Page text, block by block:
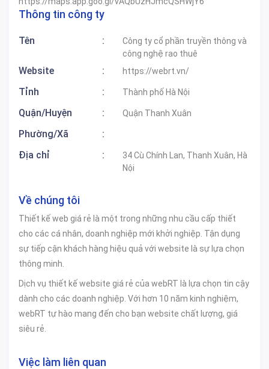
Thông tin công ty
Tên :
Công ty cổ phần truyền thông và
công nghệ rao thuê
Website : https://webrt.vn/
Tỉnh : Thành phố Hà Nội
Quận/Huyện : Quận Thanh Xuân
Phường/Xã
:
Địa chỉ
:
34 Cù Chính Lan, Thanh Xuân, Hà
Nội
Về chúng tôi
Thiết kế web giá rẻ là một trong những nhu cầu cấp thiết
cho các cá nhân, doanh nghiệp mới khởi nghiệp. Tận dụng
sự tiếp cận khách hàng hiệu quả với website là sự lựa chọn
thông minh.
Dịch vụ thiết kế website giá rẻ của webRT là lựa chọn tin cậy
dành cho các doanh nghiệp. Với hơn 10 năm kinh nghiệm,
webRT tự hào mang đến cho bạn website chất lượng, giá
siêu rẻ.
Việc làm liên quan